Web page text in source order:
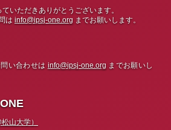
いただきありがとうございます。
は info@ipsj-one.org までお願いします。
い合わせは info@ipsj-one.orgまでお願いし
山大学）